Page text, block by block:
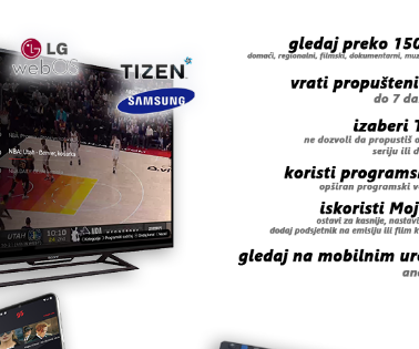
kulture MZ Memići u sljedećim
godine) u vremenu od
15:00 do 18:00 sati –
18:00 sati.
porodicama na terenu. Pridružite se i
Memići, br. telefona: 062 102 224.